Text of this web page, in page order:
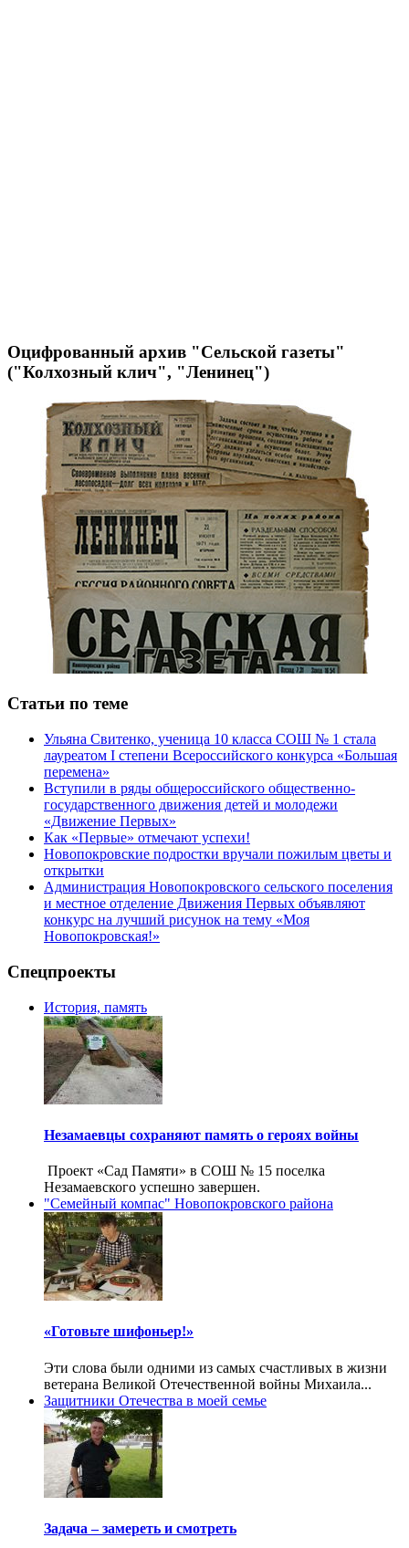
Оцифрованный архив "Сельской газеты"
("Колхозный клич", "Ленинец")
Статьи по теме
Ульяна Свитенко, ученица 10 класса СОШ № 1 стала
лауреатом I степени Всероссийского конкурса «Большая
перемена»
Вступили в ряды общероссийского общественно-
государственного движения детей и молодежи
«Движение Первых»
Как «Первые» отмечают успехи!
Новопокровские подростки вручали пожилым цветы и
открытки
Администрация Новопокровского сельского поселения
и местное отделение Движения Первых объявляют
конкурс на лучший рисунок на тему «Моя
Новопокровская!»
Спецпроекты
История, память
Незамаевцы сохраняют память о героях войны
Проект «Сад Памяти» в СОШ № 15 поселка
Незамаевского успешно завершен.
"Семейный компас" Новопокровского района
«Готовьте шифоньер!»
Эти слова были одними из самых счастливых в жизни
ветерана Великой Отечественной войны Михаила...
Защитники Отечества в моей семье
Задача – замереть и смотреть